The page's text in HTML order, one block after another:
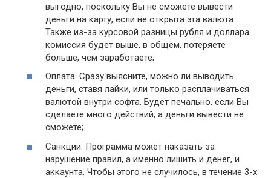
выгодно, поскольку Вы не сможете вывести
деньги на карту, если не открыта эта валюта.
Также из-за курсовой разницы рубля и доллара
комиссия будет выше, в общем, потеряете
больше, чем заработаете;
Оплата. Сразу выясните, можно ли выводить
деньги, ставя лайки, или только расплачиваться
валютой внутри софта. Будет печально, если Вы
сделаете много действий, а деньги вывести не
сможете;
Санкции. Программа может наказать за
нарушение правил, а именно лишить и денег, и
аккаунта. Чтобы этого не случилось, в течение 3-х